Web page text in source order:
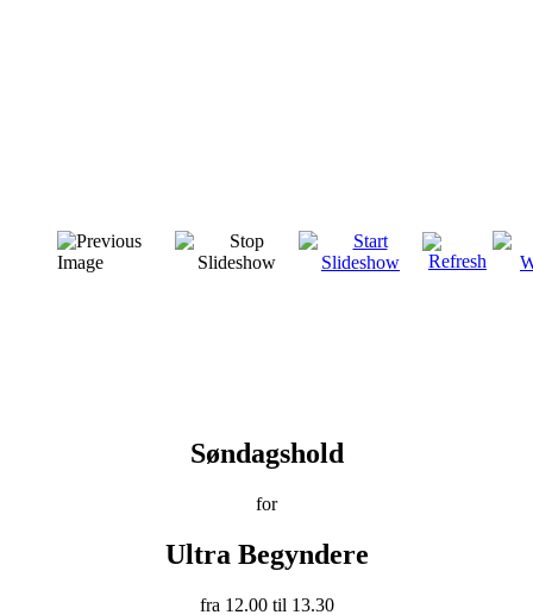
Søndagshold
for
Ultra Begyndere
fra 12.00 til 13.30